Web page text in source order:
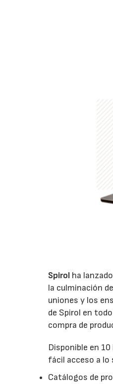
Spirol ha
la culminación
uniones y los
de Spirol en
compra de
Disponible en
fácil acceso a lo
Catálogos de